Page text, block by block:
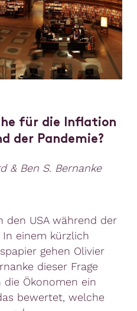
für die Inflation
der Pandemie?
& Ben S. Bernanke
den USA während der
einem kürzlich
gehen Olivier
dieser Frage
Ökonomen ein
bewertet, welche